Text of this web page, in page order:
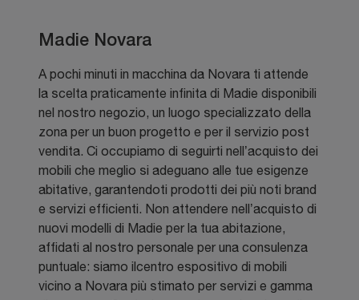
Madie Novara
A pochi minuti in macchina da Novara ti attende
la scelta praticamente infinita di Madie disponibili
nel nostro negozio, un luogo specializzato della
zona per un buon progetto e per il servizio post
vendita. Ci occupiamo di seguirti nell’acquisto dei
mobili che meglio si adeguano alle tue esigenze
abitative, garantendoti prodotti dei più noti brand
e servizi efficienti. Non attendere nell’acquisto di
nuovi modelli di Madie per la tua abitazione,
affidati al nostro personale per una consulenza
puntuale: siamo ilcentro espositivo di mobili
vicino a Novara più stimato per servizi e gamma